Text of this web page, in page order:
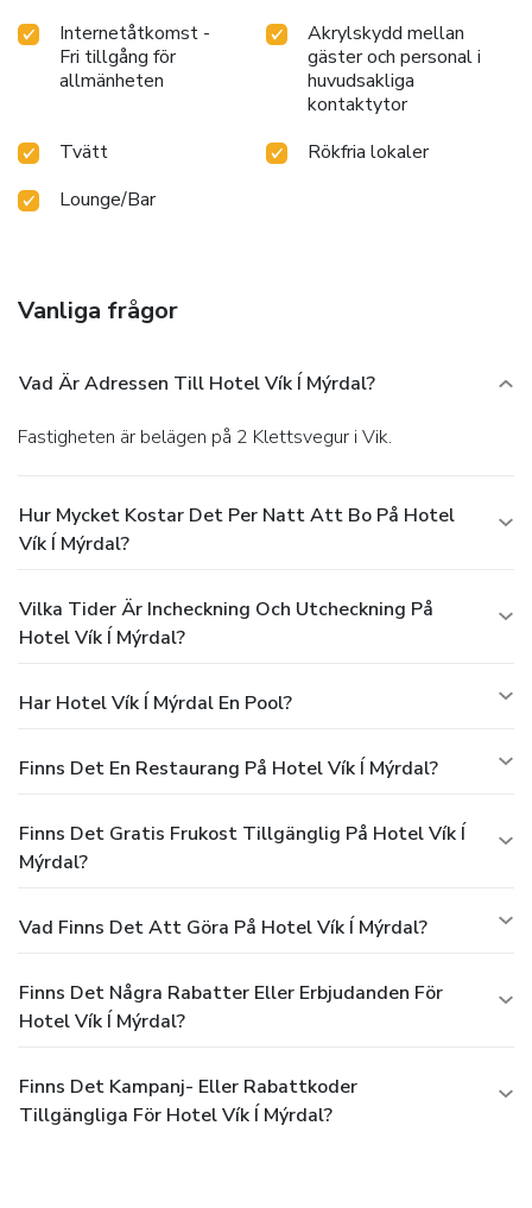
Internetåtkomst -
Fri tillgång för
allmänheten
Akrylskydd mellan
gäster och personal i
huvudsakliga
kontaktytor
Tvätt
Rökfria lokaler
Lounge/Bar
Vanliga frågor
Vad Är Adressen Till Hotel Vík Í Mýrdal?
Fastigheten är belägen på 2 Klettsvegur i Vik.
Hur Mycket Kostar Det Per Natt Att Bo På Hotel
Vík Í Mýrdal?
Vilka Tider Är Incheckning Och Utcheckning På
Hotel Vík Í Mýrdal?
Har Hotel Vík Í Mýrdal En Pool?
Finns Det En Restaurang På Hotel Vík Í Mýrdal?
Finns Det Gratis Frukost Tillgänglig På Hotel Vík Í
Mýrdal?
Vad Finns Det Att Göra På Hotel Vík Í Mýrdal?
Finns Det Några Rabatter Eller Erbjudanden För
Hotel Vík Í Mýrdal?
Finns Det Kampanj- Eller Rabattkoder
Tillgängliga För Hotel Vík Í Mýrdal?